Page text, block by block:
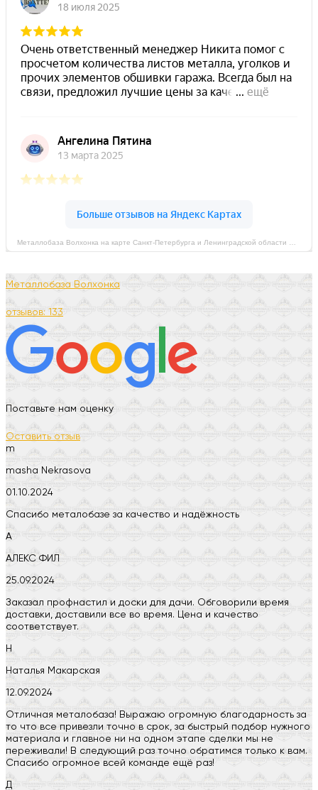
Металлобаза Волхонка
отзывов: 133
Поставьте нам оценку
Оставить отзыв
m
masha Nekrasova
01.10.2024
Спасибо металобазе за качество и надёжность
А
АЛЕКС ФИЛ
25.09.2024
Заказал профнастил и доски для дачи. Обговорили время
доставки, доставили все во время. Цена и качество
соответствует.
Н
Наталья Макарская
12.09.2024
Отличная металобаза! Выражаю огромную благодарность за
то что все привезли точно в срок, за быстрый подбор нужного
материала и главное ни на одном этапе сделки мы не
переживали! В следующий раз точно обратимся только к вам.
Спасибо огромное всей команде ещё раз!
Д